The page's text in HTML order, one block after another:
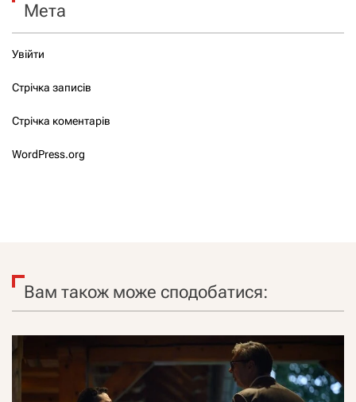
Мета
Увійти
Стрічка записів
Стрічка коментарів
WordPress.org
Вам також може сподобатися: